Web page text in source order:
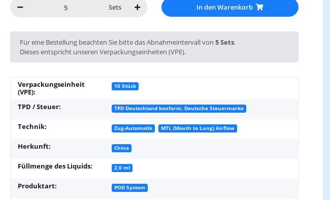
Sets In den Warenkorb
x
Für eine Bestellung beachten Sie bitte das Abnahmeintervall von 5 Sets.
Dieses entspricht unseren Verpackungseinheiten (VPE).
Verpackungseinheit
(VPE):
10 Stück
TPD / Steuer: TPD Deutschland konform, Deutsche Steuermarke
Technik: Zug-Automatik MTL (Mouth to Lung) Airflow
Herkunft: China
Füllmenge des Liquids: 2,0 ml
Produktart: POD System